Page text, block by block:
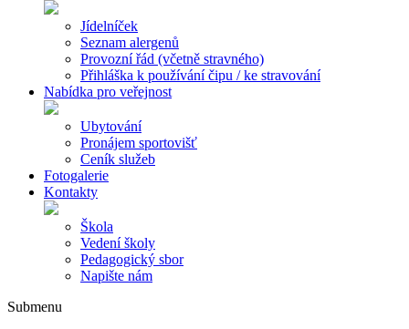
Jídelníček
Seznam alergenů
Provozní řád (včetně stravného)
Přihláška k používání čipu / ke stravování
Nabídka pro veřejnost
Ubytování
Pronájem sportovišť
Ceník služeb
Fotogalerie
Kontakty
Škola
Vedení školy
Pedagogický sbor
Napište nám
Submenu